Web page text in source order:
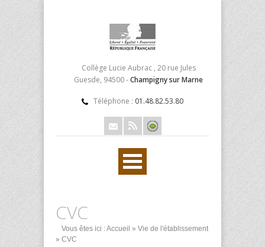
Collège Lucie Aubrac , 20 rue Jules
Guesde, 94500 -Champigny sur Marne
Téléphone : 01.48.82.53.80
CVC
Vous êtes ici :Accueil » Vie de l'établissement
» CVC